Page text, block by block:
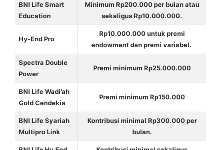
BNI Life Smart
Education
Minimum Rp200.000 per bulan atau
sekaligus Rp10.000.000.
Hy-End Pro
Rp10.000.000 untuk premi
endowment dan premi variabel.
Spectra Double
Power
Premi minimum Rp25.000.000
BNI Life Wadi’ah
Gold Cendekia
Premi minimum Rp150.000
BNI Life Syariah
Multipro Link
Kontribusi minimal Rp300.000 per
bulan.